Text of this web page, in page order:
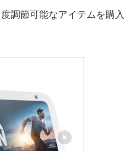
調節可能なアイテムを購入